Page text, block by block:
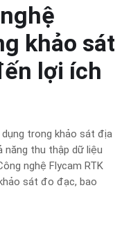
khảo sát
lợi ích
dụng trong khảo sát địa
năng thu thập dữ liệu
nghệ Flycam RTK
sát đo đạc, bao